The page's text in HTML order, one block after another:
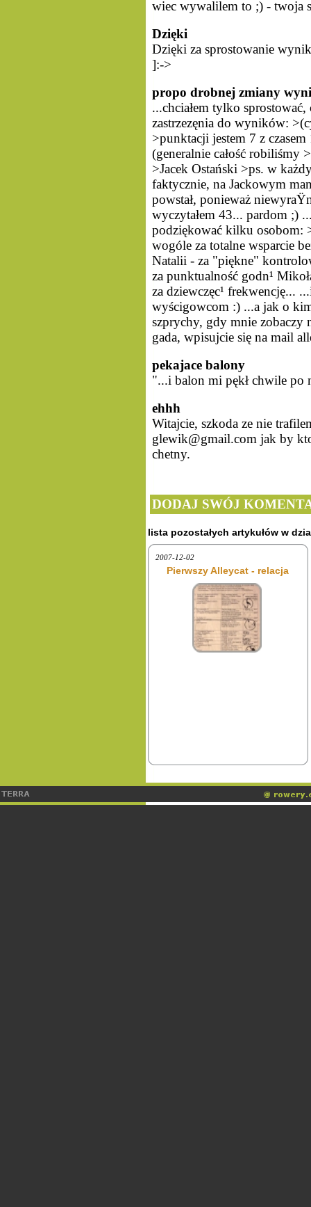
wiec wywalilem to ;) - twoja
Dzięki
Dzięki za sprostowanie
]:->
propo drobnej zmiany
...chciałem tylko
zastrzezęnia do wyników:
>punktacji jestem 7 z
(generalnie całość robiliśmy
>Jacek Ostański >ps. w
faktycznie, na Jackowym
powstał, ponieważ
wyczytałem 43... pardom ;)
podziękować kilku osobom:
wogóle za totalne wsparcie
Natalii - za "piękne"
za punktualność godn¹
za dziewczęc¹ frekwencję...
wyścigowcom :) ...a jak o
szprychy, gdy mnie zobaczy
gada, wpisujcie się na mail
pekajace balony
"...i balon mi pękł chwile po
ehhh
Witajcie, szkoda ze nie
glewik@gmail.com jak by
chetny.
DODAJ SWÓJ
lista pozostałych artykułów w
2007-12-02
Pierwszy Alleycat - relacja